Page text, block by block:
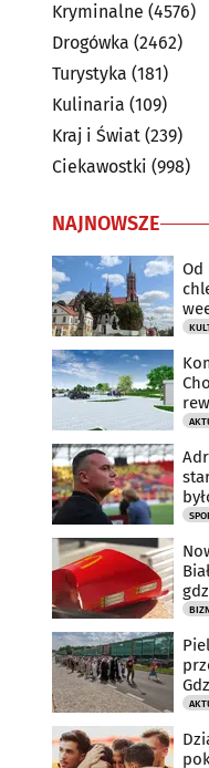
Kryminalne (4576)
Drogówka (2462)
Turystyka (181)
Kulinaria (109)
Kraj i Świat (239)
Ciekawostki (998)
NAJNOWSZE
Od